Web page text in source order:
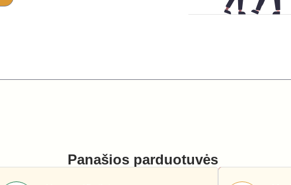
Panašios parduotuvės